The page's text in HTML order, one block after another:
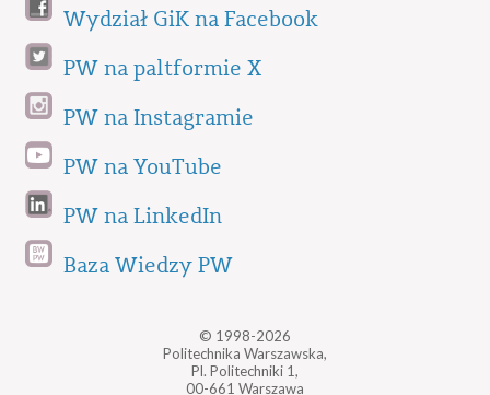
Wydział GiK na Facebook
PW na paltformie X
PW na Instagramie
PW na YouTube
PW na LinkedIn
Baza Wiedzy PW
© 1998-2026
Politechnika Warszawska,
Pl. Politechniki 1,
00-661 Warszawa